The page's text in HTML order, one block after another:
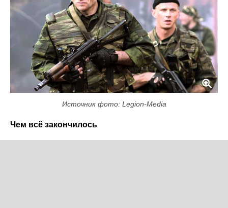
Источник фото: Legion-Media
Чем всё закончилось